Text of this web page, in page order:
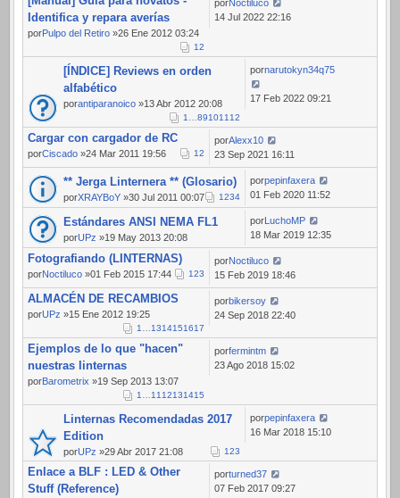
Identifica y repara averías
porPulpo del Retiro »26 Ene 2012 03:24
12
porNoctiluco
14 Jul 2022 22:16
[ÍNDICE] Reviews en orden
alfabético
porantiparanoico »13 Abr 2012 20:08
1 891011 12
pornarutokyn34q75
17 Feb 2022 09:21
Cargar con cargador de RC
porCiscado »24 Mar 2011 19:56 12
porAlexx10
23 Sep 2021 16:11
** Jerga Linternera ** (Glosario)
porXRAYBoY »30 Jul 2011 00:07 1234
porpepinfaxera
01 Feb 2020 11:52
Estándares ANSI NEMA FL1
porUPz »19 May 2013 20:08
porLuchoMP
18 Mar 2019 12:35
Fotografiando (LINTERNAS)
porNoctiluco »01 Feb 2015 17:44 123
porNoctiluco
15 Feb 2019 18:46
ALMACÉN DE RECAMBIOS
porUPz »15 Ene 2012 19:25
1 1314151617
porbikersoy
24 Sep 2018 22:40
Ejemplos de lo que "hacen"
nuestras linternas
porBarometrix »19 Sep 2013 13:07
1 11 12131415
porfermintm
23 Ago 2018 15:02
Linternas Recomendadas 2017
Edition
porUPz »29 Abr 2017 21:08 123
porpepinfaxera
16 Mar 2018 15:10
Enlace a BLF : LED & Other
Stuff (Reference)
porturned37
07 Feb 2017 09:27